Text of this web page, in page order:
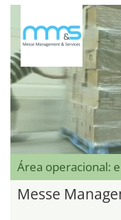
Área operacional:
Messe